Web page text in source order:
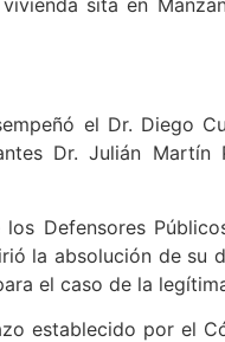
sita en
el Dr. Diego
Dr. Julián Martín
Defensores
la absolución de su
el caso de la
establecido por el